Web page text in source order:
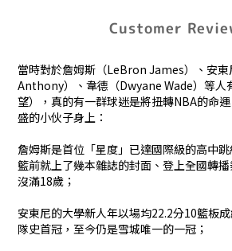
Customer
當時對於詹姆斯（LeBron James）、安
Anthony）、韋德（Dwyane Wade）等人
望），真的有一群球迷是將扭轉NBA的命
盛的小伙子身上：
詹姆斯是首位「星度」已達國際級的高中
籃前就上了幾本雜誌的封面、登上全國轉
沒滿18歲；
安東尼的大學新人年以場均22.2分10籃板
隊史首冠，至今仍是雪城唯一的一冠；